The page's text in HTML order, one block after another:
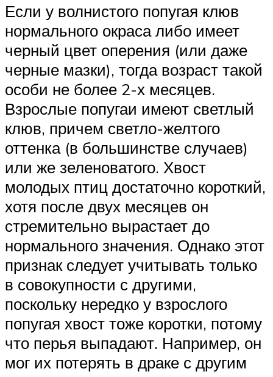
Если у волнистого попугая клюв
нормального окраса либо имеет
черный цвет оперения (или даже
черные мазки), тогда возраст такой
особи не более 2-х месяцев.
Взрослые попугаи имеют светлый
клюв, причем светло-желтого
оттенка (в большинстве случаев)
или же зеленоватого. Хвост
молодых птиц достаточно короткий,
хотя после двух месяцев он
стремительно вырастает до
нормального значения. Однако этот
признак следует учитывать только
в совокупности с другими,
поскольку нередко у взрослого
попугая хвост тоже коротки, потому
что перья выпадают. Например, он
мог их потерять в драке с другим